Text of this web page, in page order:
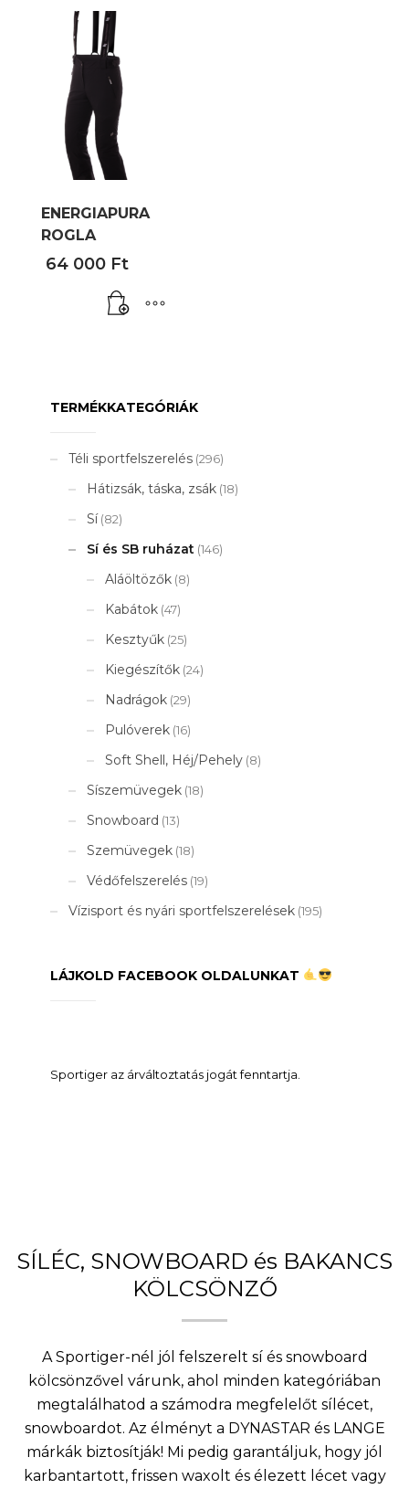
ENERGIAPURA
ROGLA
64 000 Ft
TERMÉKKATEGÓRIÁK
Téli sportfelszerelés (296)
Hátizsák, táska, zsák (18)
Sí (82)
Sí és SB ruházat (146)
Aláöltözők (8)
Kabátok (47)
Kesztyűk (25)
Kiegészítők (24)
Nadrágok (29)
Pulóverek (16)
Soft Shell, Héj/Pehely (8)
Síszemüvegek (18)
Snowboard (13)
Szemüvegek (18)
Védőfelszerelés (19)
Vízisport és nyári sportfelszerelések (195)
LÁJKOLD FACEBOOK OLDALUNKAT
Sportiger az árváltoztatás jogát fenntartja.
SÍLÉC, SNOWBOARD és BAKANCS
KÖLCSÖNZŐ
A Sportiger-nél jól felszerelt sí és snowboard
kölcsönzővel várunk, ahol minden kategóriában
megtalálhatod a számodra megfelelőt sílécet,
snowboardot. Az élményt a DYNASTAR és LANGE
márkák biztosítják! Mi pedig garantáljuk, hogy jól
karbantartott, frissen waxolt és élezett lécet vagy